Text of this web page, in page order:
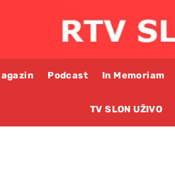
Podcast In Memoriam
TV SLON UŽIVO